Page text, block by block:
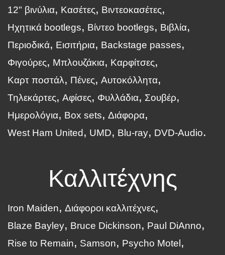
12" βινύλια
Κασέτες
Βιντεοκασέτες
Ηχητικά bootlegs
Βίντεο bootlegs
Βιβλία
Περιοδικά
Εισιτήρια
Backstage passes
Φιγούρες
Μπλουζάκια
Καρφίτσες
Καρτ ποστάλ
Πένες
Αυτοκόλλητα
Τηλεκάρτες
Αφίσες Φυλλάδια
Σουβέρ
Ημερολόγια
Box sets
Διάφορα
West Ham United
UMD Blu-ray DVD-Audio
Καλλιτέχνης
Iron Maiden
Διάφοροι καλλιτέχνες
Blaze Bayley
Bruce Dickinson
Paul DiAnno
Rise to Remain
Samson
Psycho Motel